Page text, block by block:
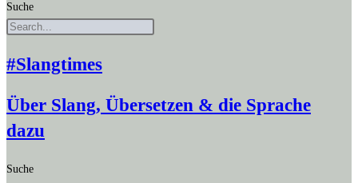
Suche
#Slangtimes
Über Slang, Übersetzen & die Sprache
dazu
Suche